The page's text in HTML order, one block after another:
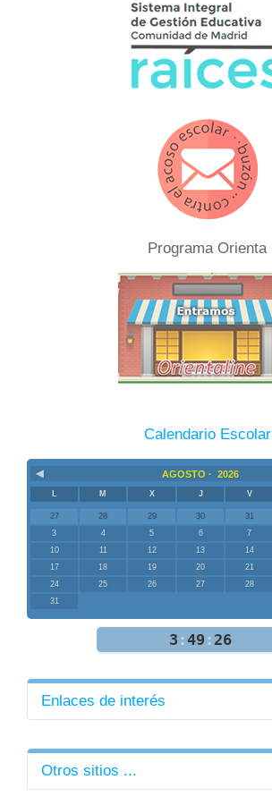
Programa Orienta
Calendario Escolar
◀ AGOSTO · 2026
M X J V
27 28 29 30 31
3
4 5 6 7
10
11 12 13 14
17
18 19 20 21
24
25 26 27 28
31
3 :49 : 26
Enlaces de interés
Correo EducaMadrid
Formación Profesorado
Otros sitios ...